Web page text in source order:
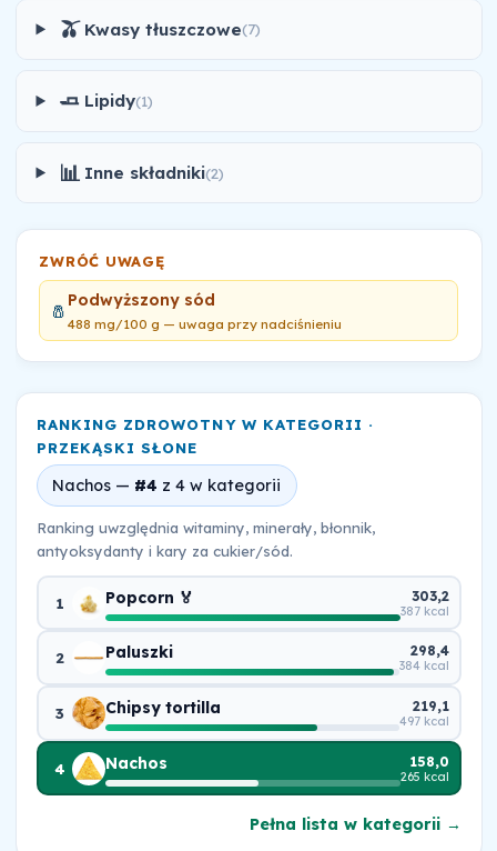
🫒 Kwasy tłuszczowe(7)
🧈 Lipidy(1)
📊 Inne składniki(2)
ZWRÓĆ UWAGĘ
🧂 Podwyższony sód
488 mg/100 g — uwaga przy nadciśnieniu
RANKING ZDROWOTNY W KATEGORII ·
PRZEKĄSKI SŁONE
Nachos — #4 z 4 w kategorii
Ranking uwzględnia witaminy, minerały, błonnik,
antyoksydanty i kary za cukier/sód.
1 Popcorn 🏅 303,2
387 kcal
2 Paluszki 298,4
384 kcal
3 Chipsy tortilla 219,1
497 kcal
4 Nachos 158,0
265 kcal
Pełna lista w kategorii →